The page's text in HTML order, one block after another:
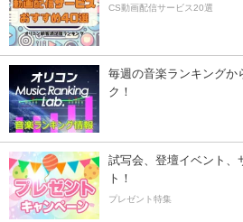
CS動画配信サービス20選
毎週の音楽ランキングか
ク！
試写会、登壇イベント、
ト！
プレゼント特集